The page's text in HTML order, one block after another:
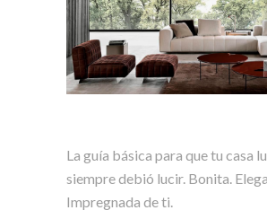
La guía básica para que tu casa
siempre debió lucir. Bonita.
Impregnada de ti.